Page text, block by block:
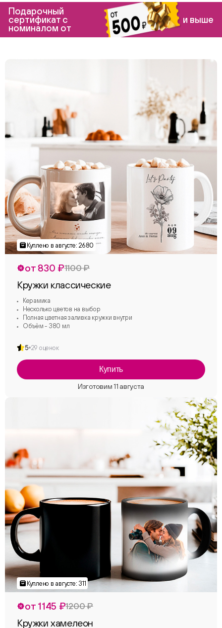
Подарочный
сертификат с
номиналом от
и выше
от 830 ₽1100 ₽
Кружки классические
Керамика
Несколько цветов на выбор
Полная цветная заливка кружки внутри
Объём - 380 мл
5 29 оценок
Купить
от 1145 ₽1200 ₽
Кружки хамелеон